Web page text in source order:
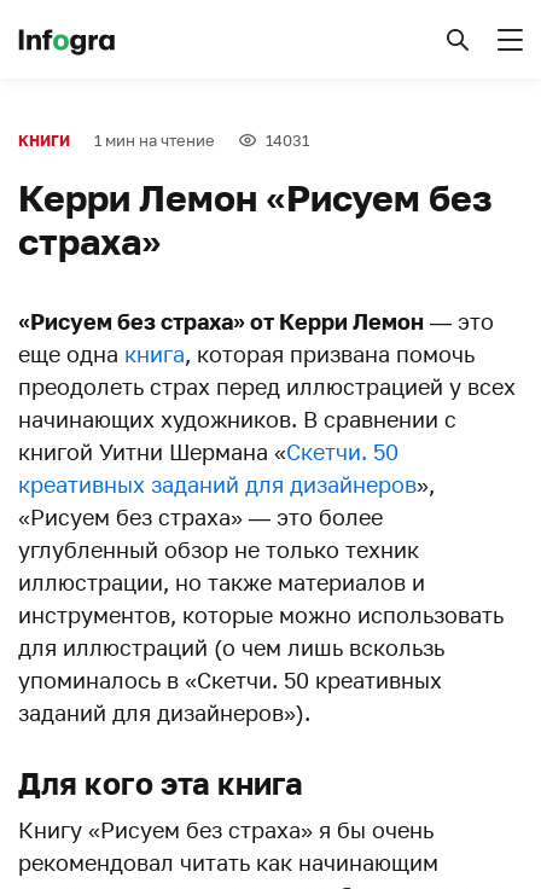
КНИГИ 1 мин на чтение 14031
Керри Лемон «Рисуем без
страха»
«Рисуем без страха» от Керри Лемон — это
еще одна книга, которая призвана помочь
преодолеть страх перед иллюстрацией у всех
начинающих художников. В сравнении с
книгой Уитни Шермана «Скетчи. 50
креативных заданий для дизайнеров»,
«Рисуем без страха» — это более
углубленный обзор не только техник
иллюстрации, но также материалов и
инструментов, которые можно использовать
для иллюстраций (о чем лишь вскользь
упоминалось в «Скетчи. 50 креативных
заданий для дизайнеров»).
Для кого эта книга
Книгу «Рисуем без страха» я бы очень
рекомендовал читать как начинающим